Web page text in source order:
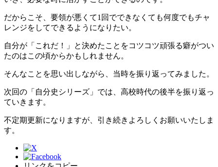
だからこそ、要領が悪くて1回でできなくても何度でもチャ
レンジをしてできるようになりたい。
自分が「これだ！」と決めたことをコツコツ頑張る癖がつい
たのはこの頃からかもしれません。
そんなことを思い出しながら、当時を振り返ってみました。
次回の「自分史シリーズ」では、高校時代の後半を振り返っ
ていきます。
不定期更新になりますが、引き続きよろしくお願いいたしま
す。